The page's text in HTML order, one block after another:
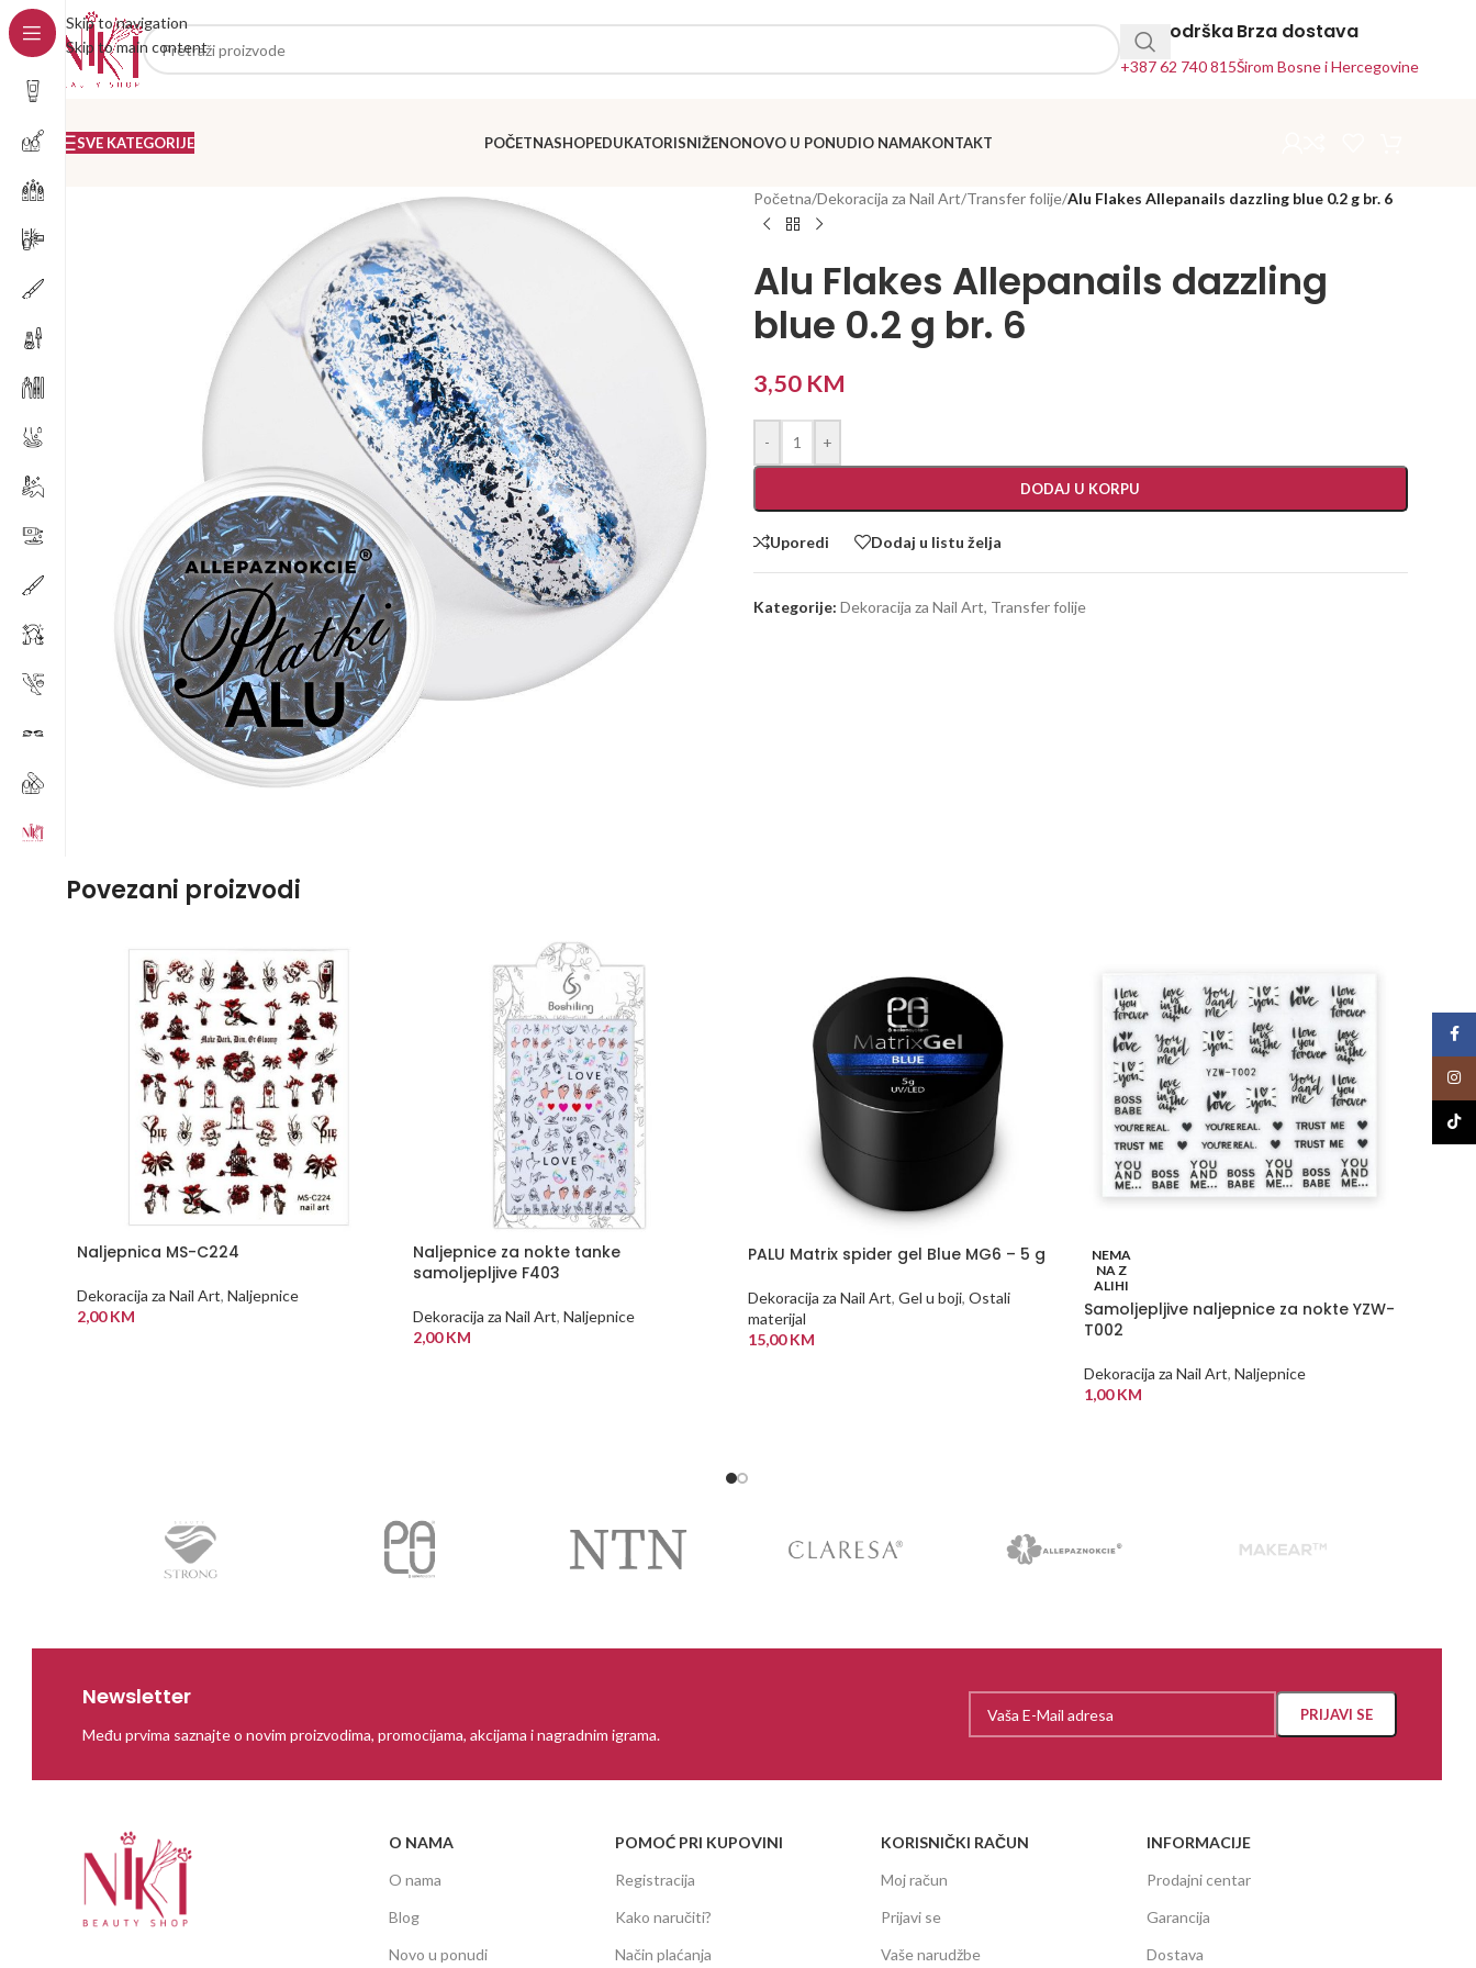
Skip to navigation
Skip to main content
24h Podrška
+387 62 740 815
Brza dostava
Širom Bosne i Hercegovine
SVE KATEGORIJE POČETNASHOPEDUKATORISNIŽENONOVO U PONUDIO NAMAKONTAKT
Početna/Dekoracija za Nail Art/Transfer folije/Alu Flakes Allepanails dazzling blue 0.2 g br. 6
Alu Flakes Allepanails dazzling
blue 0.2 g br. 6
3,50 KM
- +
DODAJ U KORPU
Uporedi Dodaj u listu želja
Kategorije: Dekoracija za Nail Art, Transfer folije
Povezani proizvodi
Naljepnica MS-C224
Dekoracija za Nail Art, Naljepnice
2,00KM
Naljepnice za nokte tanke
samoljepljive F403
Dekoracija za Nail Art, Naljepnice
2,00KM
PALU Matrix spider gel Blue MG6 – 5 g
Dekoracija za Nail Art, Gel u boji, Ostali
materijal
15,00KM
NEMA
NA Z
ALIHI
Samoljepljive naljepnice za nokte YZW-
T002
Dekoracija za Nail Art, Naljepnice
1,00KM
Newsletter
Među prvima saznajte o novim proizvodima, promocijama, akcijama i nagradnim igrama.
O NAMA
O nama
Blog
Novo u ponudi
POMOĆ PRI KUPOVINI
Registracija
Kako naručiti?
Način plaćanja
KORISNIČKI RAČUN
Moj račun
Prijavi se
Vaše narudžbe
INFORMACIJE
Prodajni centar
Garancija
Dostava